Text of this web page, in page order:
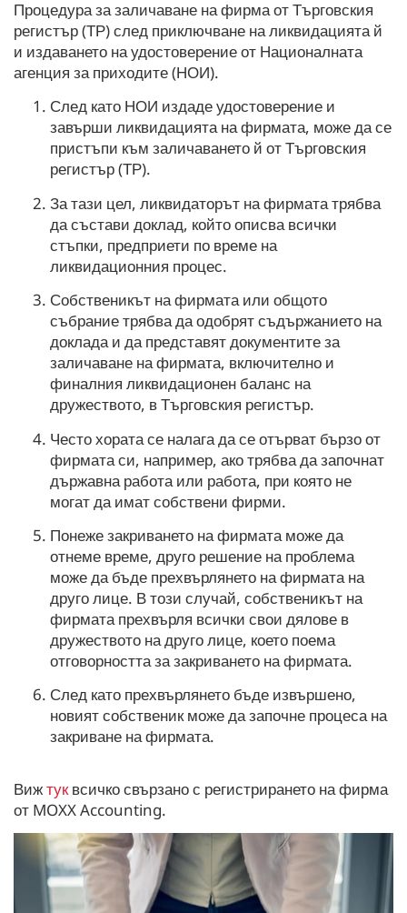
Процедура за заличаване на фирма от Търговския
регистър (ТР) след приключване на ликвидацията й
и издаването на удостоверение от Националната
агенция за приходите (НОИ).
След като НОИ издаде удостоверение и
завърши ликвидацията на фирмата, може да се
пристъпи към заличаването й от Търговския
регистър (ТР).
За тази цел, ликвидаторът на фирмата трябва
да състави доклад, който описва всички
стъпки, предприети по време на
ликвидационния процес.
Собственикът на фирмата или общото
събрание трябва да одобрят съдържанието на
доклада и да представят документите за
заличаване на фирмата, включително и
финалния ликвидационен баланс на
дружеството, в Търговския регистър.
Често хората се налага да се отърват бързо от
фирмата си, например, ако трябва да започнат
държавна работа или работа, при която не
могат да имат собствени фирми.
Понеже закриването на фирмата може да
отнеме време, друго решение на проблема
може да бъде прехвърлянето на фирмата на
друго лице. В този случай, собственикът на
фирмата прехвърля всички свои дялове в
дружеството на друго лице, което поема
отговорността за закриването на фирмата.
След като прехвърлянето бъде извършено,
новият собственик може да започне процеса на
закриване на фирмата.
Вижтуквсичко свързано с регистрирането на фирма
от MOXX Accounting.